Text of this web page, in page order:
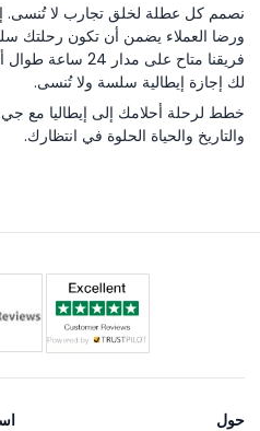
نصمم كل عطلة لخلق تجارب لا تُنسى.
ورضا العملاء يضمن أن تكون رحلتك
فريقنا متاح على
لك إجازة إيطالية سلسة ولا تُنسى.
خطط لرحلة أحلامك إلى إيطاليا مع
والتاريخ والحياة الحلوة في انتظارك.
حول